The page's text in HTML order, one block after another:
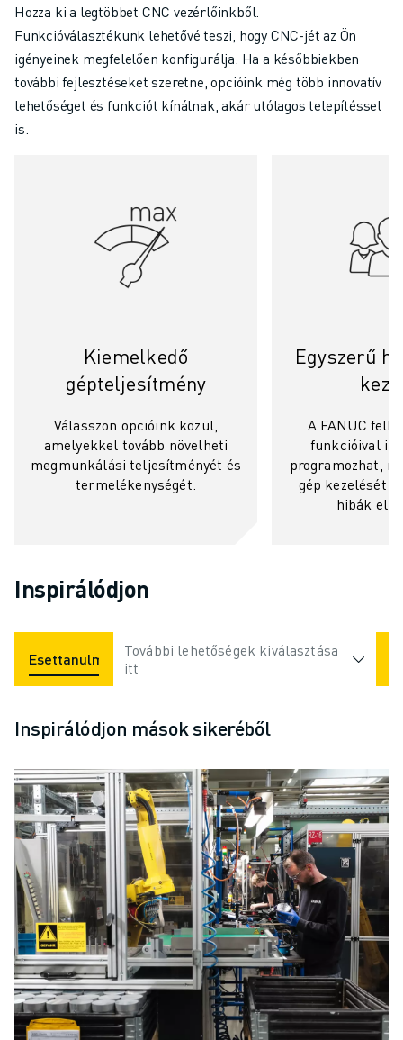
Hozza ki a legtöbbet CNC vezérlőinkből.
Funkcióválasztékunk lehetővé teszi, hogy CNC-jét az Ön
igényeinek megfelelően konfigurálja. Ha a későbbiekben
további fejlesztéseket szeretne, opcióink még több innovatív
lehetőséget és funkciót kínálnak, akár utólagos telepítéssel
is.
Kiemelkedő
gépteljesítmény
Válasszon opcióink közül,
amelyekkel tovább növelheti
megmunkálási teljesítményét és
termelékenységét.
Egyszerű
A FANUC
funkcióival
programozhat,
gép kezelését
hibák
Inspirálódjon
Esettanulmányok Alkalmazások Iparágak
További lehetőségek kiválasztása
itt
Inspirálódjon mások sikeréből